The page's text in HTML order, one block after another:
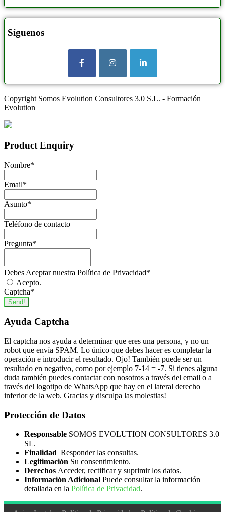
Síguenos
Copyright Somos Evolution Consultores 3.0 S.L. - Formación
Evolution
Product Enquiry
Nombre*
Email*
Asunto*
Teléfono de contacto
Pregunta*
Debes Aceptar nuestra Política de Privacidad*
Acepto.
Captcha*
Send!
Ayuda Captcha
El captcha nos ayuda a determinar que eres una persona, y no un
robot que envía SPAM. Lo único que debes hacer es completar la
operación e introducir el resultado. Ojo! También puede ser un
resultado en negativo, como por ejemplo 7-14 = -7. Si tienes alguna
duda también puedes contactar con nosotros a través del email o a
través del logotipo de WhatsApp que hay en el lateral derecho
inferior de la web. Gracias y disculpa las molestias!
Protección de Datos
Responsable SOMOS EVOLUTION CONSULTORES 3.0
SL.
Finalidad Responder las consultas.
Legitimación Su consentimiento.
Derechos Acceder, rectificar y suprimir los datos.
Información Adicional Puede consultar la información
detallada en la Política de Privacidad.